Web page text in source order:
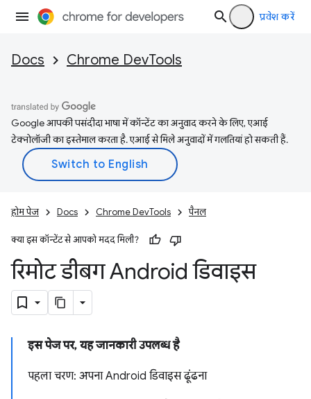
प्रवेश करें
Docs Chrome DevTools
Google आपकी पसंदीदा भाषा में कॉन्टेंट का अनुवाद करने के लिए, एआई
टेक्नोलॉजी का इस्तेमाल करता है. एआई से मिले अनुवादों में गलतियां हो सकती हैं.
होम पेज Docs Chrome DevTools पैनल
क्या इस कॉन्टेंट से आपको मदद मिली?
रिमोट डीबग Android डिवाइस
इस पेज पर, यह जानकारी उपलब्ध है
पहला चरण: अपना Android डिवाइस ढूंढना